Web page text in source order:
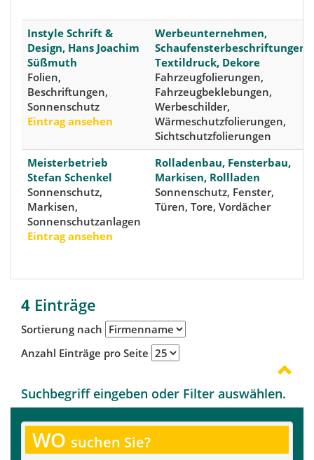
Instyle Schrift &
Design, Hans Joachim
Süßmuth
Folien,
Beschriftungen,
Sonnenschutz
Eintrag ansehen
Werbeunternehmen,
Schaufensterbeschriftungen,
Textildruck, Dekore
Fahrzeugfolierungen,
Fahrzeugbeklebungen,
Werbeschilder,
Wärmeschutzfolierungen,
Sichtschutzfolierungen
Meisterbetrieb
Stefan Schenkel
Sonnenschutz,
Markisen,
Sonnenschutzanlagen
Eintrag ansehen
Rolladenbau, Fensterbau,
Markisen, Rollladen
Sonnenschutz, Fenster,
Türen, Tore, Vordächer
4 Einträge
Sortierung nach
Anzahl Einträge pro Seite
Suchbegriff eingeben oder Filter auswählen.
WO suchen Sie?